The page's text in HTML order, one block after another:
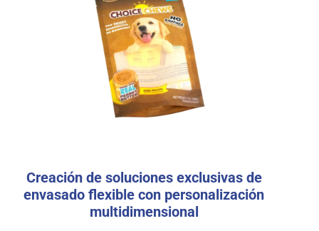
Creación de soluciones exclusivas de
envasado flexible con personalización
multidimensional